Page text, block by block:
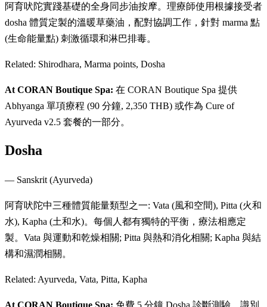
阿育吠陀實踐基礎的全身同步油按摩。理療師使用根據接受者
dosha 體質定製的溫暖草藥油，配對協調工作，針對 marma 點
(生命能量點) 刺激循環和淋巴排毒。
Related: Shirodhara, Marma points, Dosha
At CORAN Boutique Spa: 在 CORAN Boutique Spa 提供
Abhyanga 單項療程 (90 分鐘, 2,350 THB) 或作為 Cure of
Ayurveda v2.5 套餐的一部分。
Dosha
— Sanskrit (Ayurveda)
阿育吠陀中三種體質能量類型之一: Vata (風和空間), Pitta (火和
水), Kapha (土和水)。每個人都有獨特的平衡，療法相應定
製。Vata 與運動和乾燥相關; Pitta 與熱和消化相關; Kapha 與結
構和濕潤相關。
Related: Ayurveda, Vata, Pitta, Kapha